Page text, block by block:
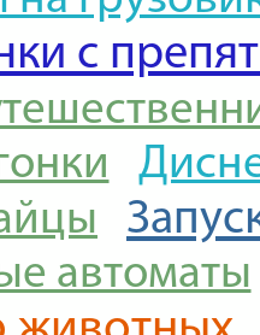
с
автоматы